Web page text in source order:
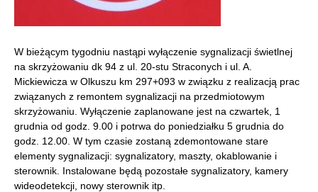
W bieżącym tygodniu nastąpi wyłączenie sygnalizacji świetlnej
na skrzyżowaniu dk 94 z ul. 20-stu Straconych i ul. A.
Mickiewicza w Olkuszu km 297+093 w związku z realizacją prac
związanych z remontem sygnalizacji na przedmiotowym
skrzyżowaniu. Wyłączenie zaplanowane jest na czwartek, 1
grudnia od godz. 9.00 i potrwa do poniedziałku 5 grudnia do
godz. 12.00. W tym czasie zostaną zdemontowane stare
elementy sygnalizacji: sygnalizatory, maszty, okablowanie i
sterownik. Instalowane będą pozostałe sygnalizatory, kamery
wideodetekcji, nowy sterownik itp.